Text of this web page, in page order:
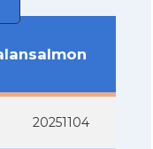
20251104